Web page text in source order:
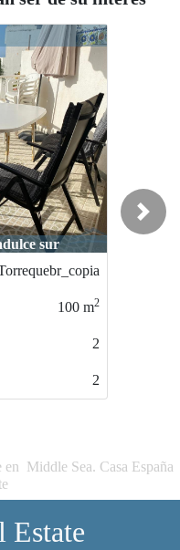
AL
Sur
DURB7_1_copia
55m
Next
Middle Sea. Casa España
Estate